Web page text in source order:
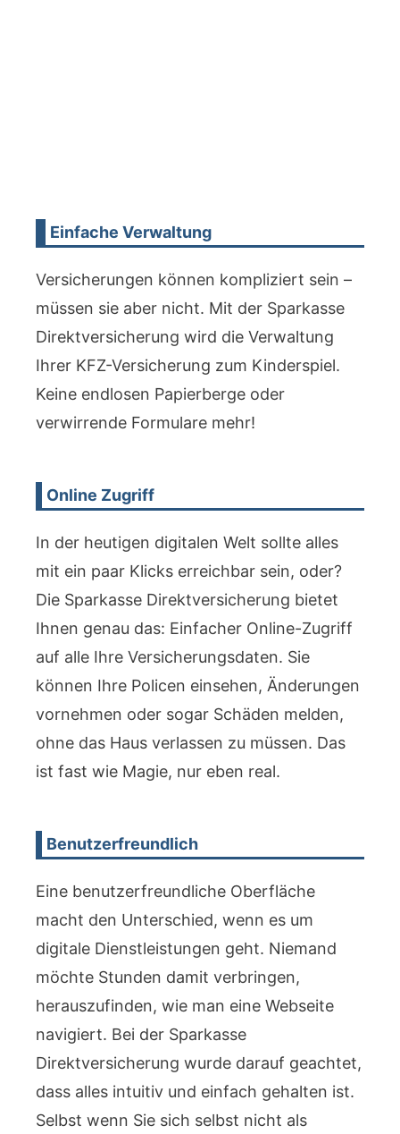
Einfache Verwaltung
Versicherungen können kompliziert sein –
müssen sie aber nicht. Mit der Sparkasse
Direktversicherung wird die Verwaltung
Ihrer KFZ-Versicherung zum Kinderspiel.
Keine endlosen Papierberge oder
verwirrende Formulare mehr!
Online Zugriff
In der heutigen digitalen Welt sollte alles
mit ein paar Klicks erreichbar sein, oder?
Die Sparkasse Direktversicherung bietet
Ihnen genau das: Einfacher Online-Zugriff
auf alle Ihre Versicherungsdaten. Sie
können Ihre Policen einsehen, Änderungen
vornehmen oder sogar Schäden melden,
ohne das Haus verlassen zu müssen. Das
ist fast wie Magie, nur eben real.
Benutzerfreundlich
Eine benutzerfreundliche Oberfläche
macht den Unterschied, wenn es um
digitale Dienstleistungen geht. Niemand
möchte Stunden damit verbringen,
herauszufinden, wie man eine Webseite
navigiert. Bei der Sparkasse
Direktversicherung wurde darauf geachtet,
dass alles intuitiv und einfach gehalten ist.
Selbst wenn Sie sich selbst nicht als